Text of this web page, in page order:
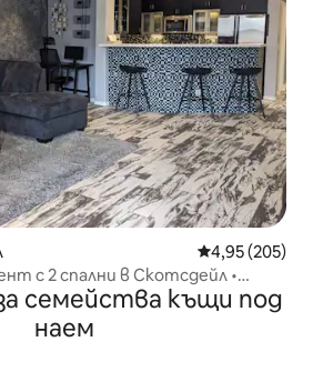
Средна
4,95 (205)
с 2 спални в Скотсдейл •
джакузи • Фитнес зала
семейства къщи под
наем